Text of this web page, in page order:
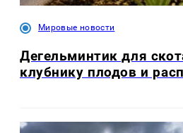
Мировые новости
Дегельминтик для
клубнику плодов и